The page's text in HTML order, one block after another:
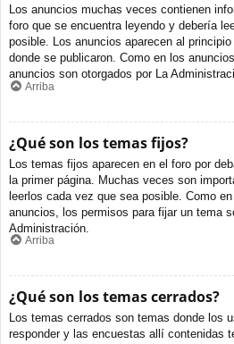
Los anuncios muchas veces contienen
foro que se encuentra leyendo y debería
posible. Los anuncios aparecen al
donde se publicaron. Como en los
anuncios son otorgados por La
Arriba
¿Qué son los temas fijos?
Los temas fijos aparecen en el foro por
la primer página. Muchas veces son
leerlos cada vez que sea posible. Como
anuncios, los permisos para fijar un tema
Administración.
Arriba
¿Qué son los temas cerrados?
Los temas cerrados son temas donde los
responder y las encuestas allí contenidas